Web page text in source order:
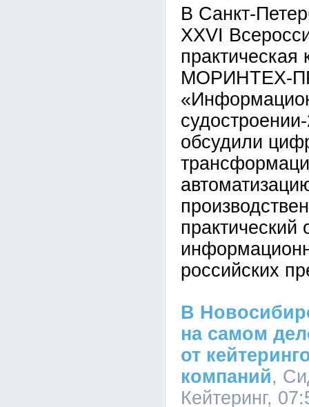
В Санкт-
XXVI
МОРИНТЕХ-
обсудили
практический
российских
В
на самом
от
компаний,
Кейтеринг,